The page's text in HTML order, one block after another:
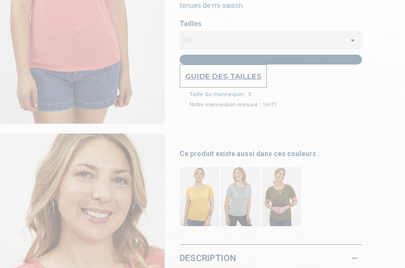
tenues de mi-saison.
Tailles
GUIDE DES TAILLES
Taille du mannequin : S
Notre mannequin mesure : 1m71
Ce produit existe aussi dans ces couleurs :
DESCRIPTION